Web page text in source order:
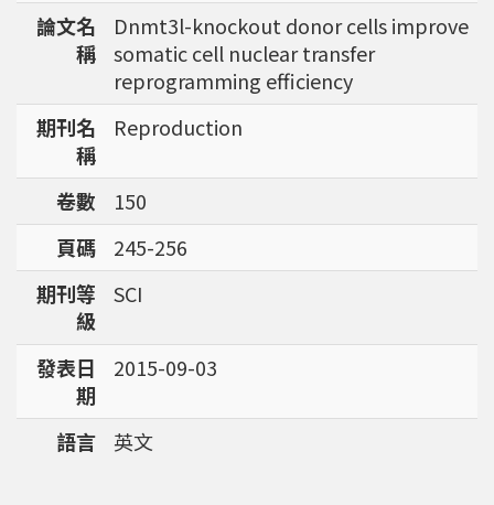
強調瞭解台灣特有物種基因資訊的重要性。
論文名
稱
Dnmt3l-knockout donor cells improve
somatic cell nuclear transfer
reprogramming efficiency
期刊名
稱
Reproduction
卷數
150
頁碼
245-256
期刊等
級
SCI
發表日
期
2015-09-03
語言 英文